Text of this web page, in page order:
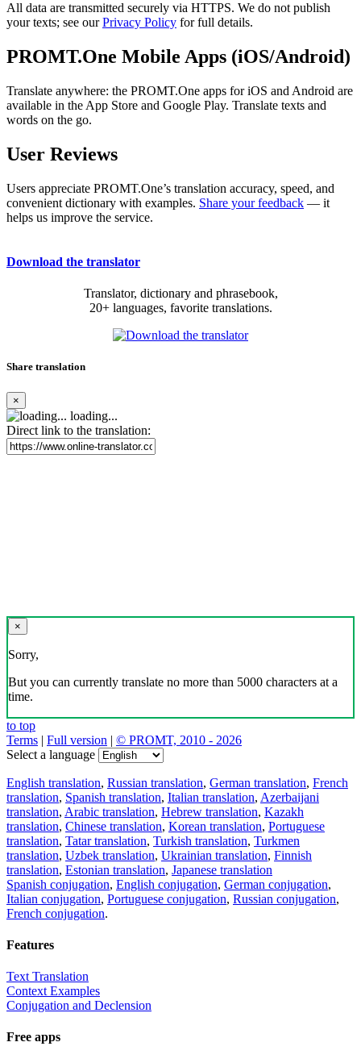
All data are transmitted securely via HTTPS. We do not publish
your texts; see ourPrivacy Policy for full details.
PROMT.One Mobile Apps (iOS/Android)
Translate anywhere: the PROMT.One apps for iOS and Android are
available in the App Store and Google Play. Translate texts and
words on the go.
User Reviews
Users appreciate PROMT.One’s translation accuracy, speed, and
convenient dictionary with examples. Share your feedback — it
helps us improve the service.
Download the translator
Translator, dictionary and phrasebook,
20+ languages, favorite translations.
Share translation
×
loading...
Direct link to the translation:
×
Sorry,
But you can currently translate no more than 5000 characters at a
time.
to top
Terms | Full version | © PROMT, 2010 - 2026
Select a language
English translation, Russian translation, German translation, French
translation, Spanish translation, Italian translation, Azerbaijani
translation, Arabic translation, Hebrew translation, Kazakh
translation, Chinese translation, Korean translation, Portuguese
translation, Tatar translation, Turkish translation, Turkmen
translation, Uzbek translation, Ukrainian translation, Finnish
translation, Estonian translation, Japanese translation
Spanish conjugation, English conjugation, German conjugation,
Italian conjugation, Portuguese conjugation, Russian conjugation,
French conjugation.
Features
Text Translation
Context Examples
Conjugation and Declension
Free apps